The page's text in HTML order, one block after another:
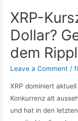
XRP-
Dollar?
dem
Leave a Comment /
XRP dominiert
Konkurrenz alt
und hat in den